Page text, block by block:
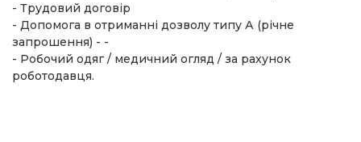
- Трудовий договір
- Допомога в отриманні дозволу типу А (річне
запрошення) - -
- Робочий одяг / медичний огляд / за рахунок
роботодавця.